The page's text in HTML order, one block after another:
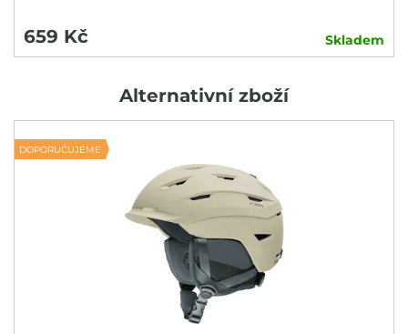
659 Kč Skladem
Alternativní zboží
DOPORUČUJEME